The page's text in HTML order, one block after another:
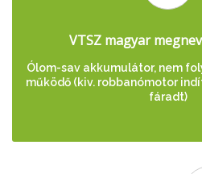
VTSZ magyar
Ólom-sav akkumulátor, nem
működő (kiv. robbanómotor
fáradt)